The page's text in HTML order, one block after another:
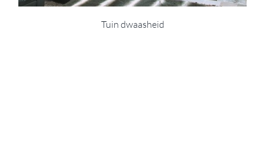
Tuin dwaasheid